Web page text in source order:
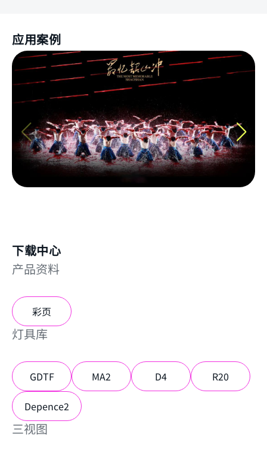
应用案例
下载中心
产品资料
彩页
灯具库
GDTF MA2 D4 R20
Depence2
三视图